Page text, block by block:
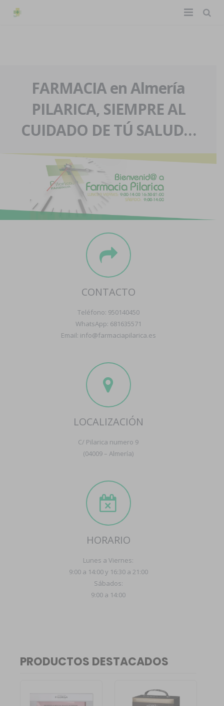
La farmacia
Nuestra historia
Nuestro equipo
Eventos
Servicios y reservas
Pedidos express
Contacto
Boletín
FARMACIA en Almería
PILARICA, SIEMPRE AL
CUIDADO DE TÚ SALUD…
CONTACTO
Teléfono: 950140450
WhatsApp: 681635571
Email: info@farmaciapilarica.es
LOCALIZACIÓN
C/ Pilarica numero 9
(04009 – Almería)
HORARIO
Lunes a Viernes:
9:00 a 14:00 y 16:30 a 21:00
Sábados:
9:00 a 14:00